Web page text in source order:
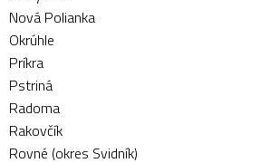
Nová Polianka
Okrúhle
Príkra
Pstriná
Radoma
Rakovčík
Rovné (okres Svidník)